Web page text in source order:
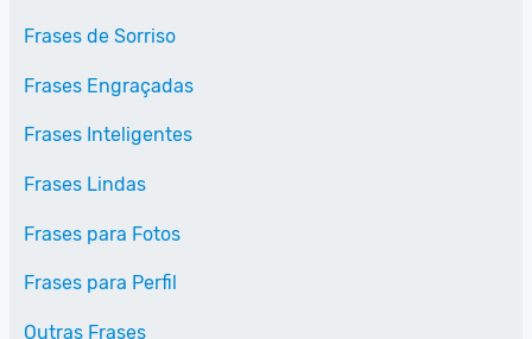
Frases de Sorriso
Frases Engraçadas
Frases Inteligentes
Frases Lindas
Frases para Fotos
Frases para Perfil
Outras Frases